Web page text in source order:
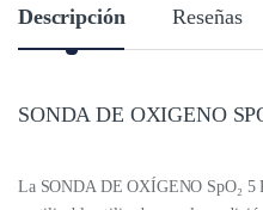
Descripción Reseñas
SONDA DE OXIGENO
La SONDA DE OXÍGENO SpO₂ 5